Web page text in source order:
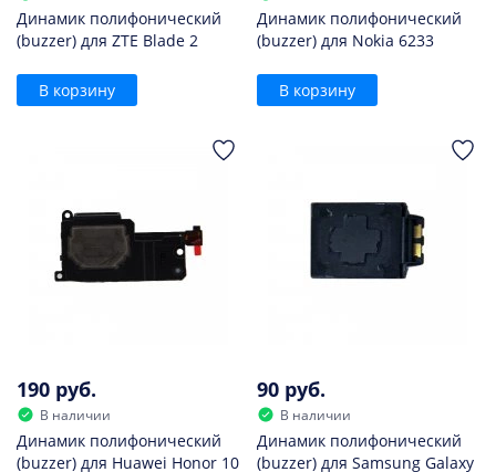
Динамик полифонический
(buzzer) для ZTE Blade 2
В корзину
Динамик полифонический
(buzzer) для Nokia 6233
В корзину
190 руб.
В наличии
Динамик полифонический
(buzzer) для Huawei Honor 10
90 руб.
В наличии
Динамик полифонический
(buzzer) для Samsung Galaxy